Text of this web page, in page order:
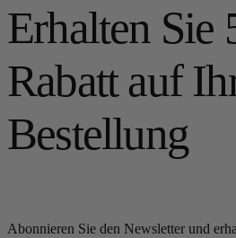
Erhalten Sie
Rabatt auf
Bestellung
Abonnieren Sie den Newsletter und